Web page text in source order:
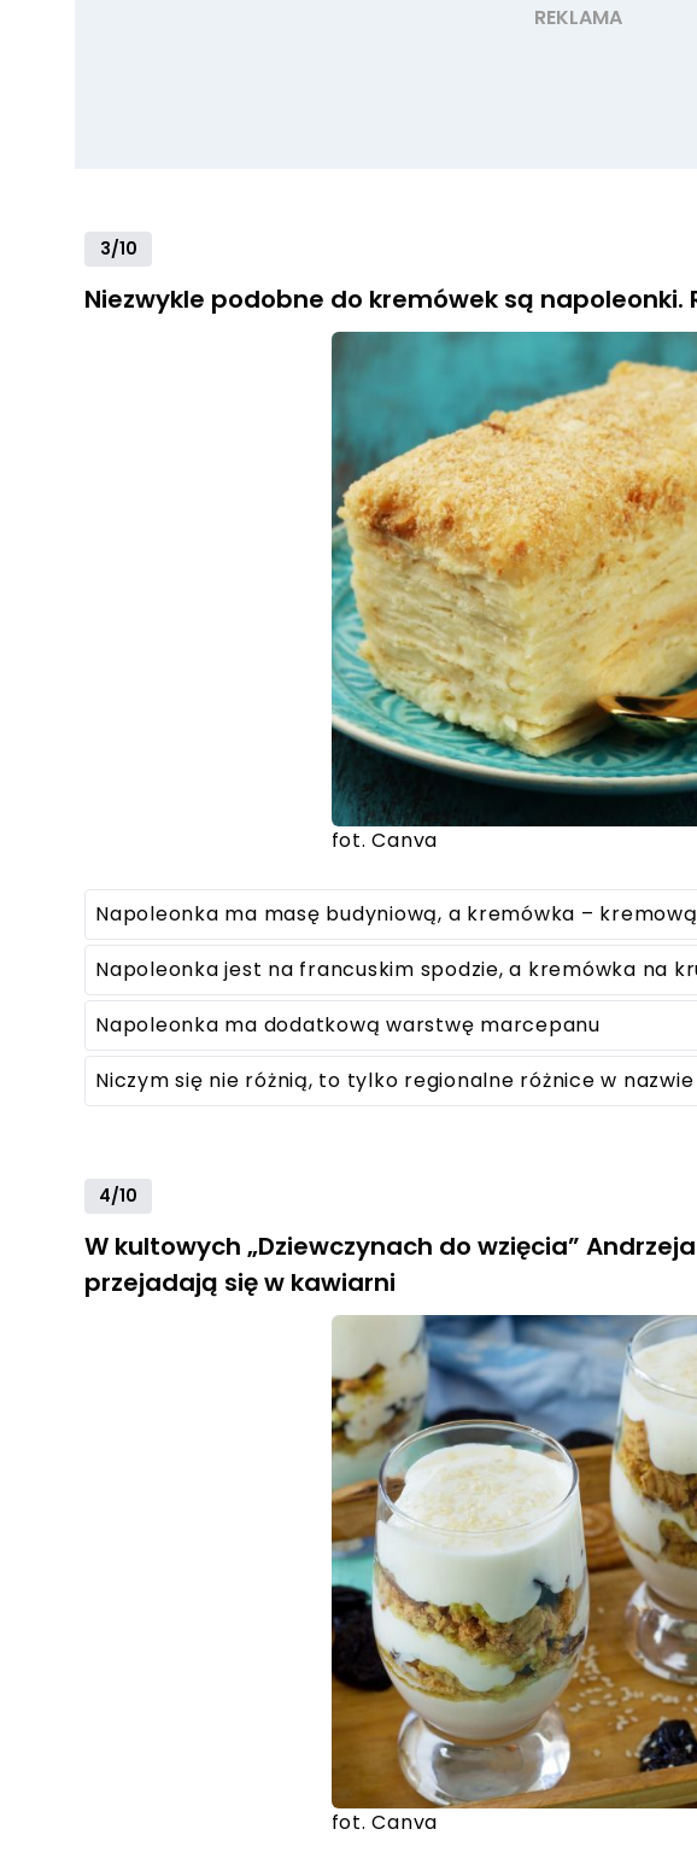
3/10
Niezwykle podobne do kremówek są napoleonki.
fot. Canva
Napoleonka ma masę budyniową, a kremówka – kremową
Napoleonka jest na francuskim spodzie, a kremówka na
Napoleonka ma dodatkową warstwę marcepanu
Niczym się nie różnią, to tylko regionalne różnice w nazwie
4/10
W kultowych „Dziewczynach do wzięcia”
przejadają się w kawiarni
fot. Canva